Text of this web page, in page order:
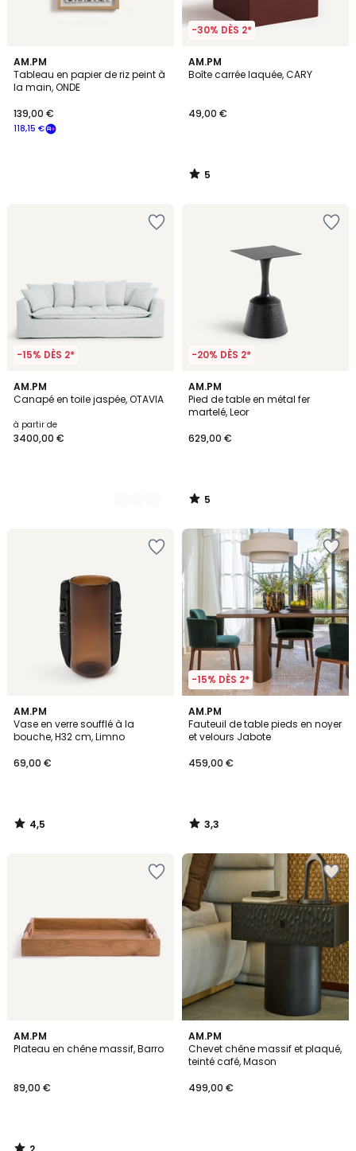
AM.PM
Tableau en papier de riz peint à
la main, ONDE
118,15 €
139,00 €
-30% DÈS 2*
AM.PM
Boîte carrée laquée, CARY
49,00 €
5
/
5
/
-15% DÈS 2*
AM.PM
Canapé en toile jaspée, OTAVIA
à partir de
3400,00 €
4
Couleurs
-20% DÈS 2*
AM.PM
Pied de table en métal fer
martelé, Leor
629,00 €
5
/
5
5
/
AM.PM
Vase en verre soufflé à la
bouche, H32 cm, Limno
69,00 €
4,5
/ 5
4,5
/
-15% DÈS 2*
AM.PM
Fauteuil de table pieds en noyer
et velours Jabote
459,00 €
3,3
/ 5
3,3
/
AM.PM
Plateau en chêne massif, Barro
89,00 €
2
/
AM.PM
Chevet chêne massif et plaqué,
teinté café, Mason
499,00 €